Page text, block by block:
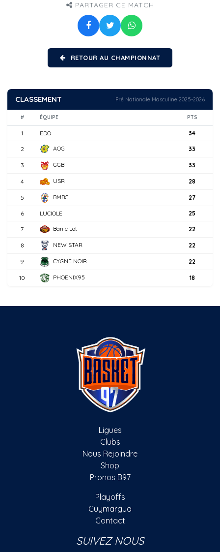
PARTAGER CE MATCH
RETOUR AU CHAMPIONNAT
CLASSEMENT Pré Nationale Masculine 2025-2026
# ÉQUIPE PTS
1 EDO 34
2 AOG 33
3 GGB 33
4 USR 28
5 BMBC 27
6 LUCIOLE 25
7 Ban e Lot 22
8 NEW STAR 22
9 CYGNE NOIR 22
10 PHOENIX95 18
Ligues
Clubs
Nous Rejoindre
Shop
Pronos B97
Playoffs
Guymargua
Contact
SUIVEZ NOUS